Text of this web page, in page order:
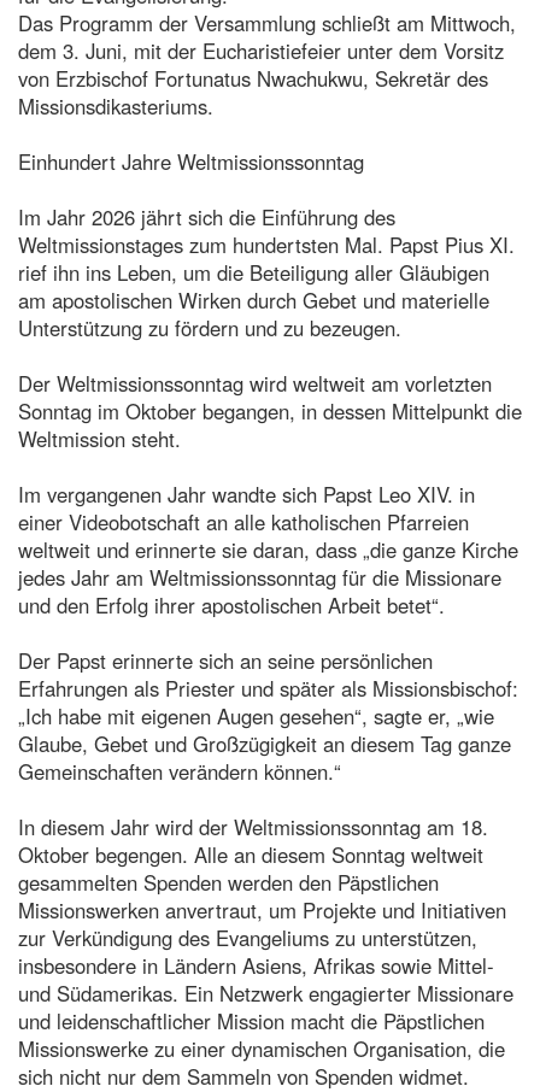
Das Programm der Versammlung schließt am Mittwoch,
dem 3. Juni, mit der Eucharistiefeier unter dem Vorsitz
von Erzbischof Fortunatus Nwachukwu, Sekretär des
Missionsdikasteriums.
Einhundert Jahre Weltmissionssonntag
Im Jahr 2026 jährt sich die Einführung des
Weltmissionstages zum hundertsten Mal. Papst Pius XI.
rief ihn ins Leben, um die Beteiligung aller Gläubigen
am apostolischen Wirken durch Gebet und materielle
Unterstützung zu fördern und zu bezeugen.
Der Weltmissionssonntag wird weltweit am vorletzten
Sonntag im Oktober begangen, in dessen Mittelpunkt die
Weltmission steht.
Im vergangenen Jahr wandte sich Papst Leo XIV. in
einer Videobotschaft an alle katholischen Pfarreien
weltweit und erinnerte sie daran, dass „die ganze Kirche
jedes Jahr am Weltmissionssonntag für die Missionare
und den Erfolg ihrer apostolischen Arbeit betet“.
Der Papst erinnerte sich an seine persönlichen
Erfahrungen als Priester und später als Missionsbischof:
„Ich habe mit eigenen Augen gesehen“, sagte er, „wie
Glaube, Gebet und Großzügigkeit an diesem Tag ganze
Gemeinschaften verändern können.“
In diesem Jahr wird der Weltmissionssonntag am 18.
Oktober begengen. Alle an diesem Sonntag weltweit
gesammelten Spenden werden den Päpstlichen
Missionswerken anvertraut, um Projekte und Initiativen
zur Verkündigung des Evangeliums zu unterstützen,
insbesondere in Ländern Asiens, Afrikas sowie Mittel-
und Südamerikas. Ein Netzwerk engagierter Missionare
und leidenschaftlicher Mission macht die Päpstlichen
Missionswerke zu einer dynamischen Organisation, die
sich nicht nur dem Sammeln von Spenden widmet.